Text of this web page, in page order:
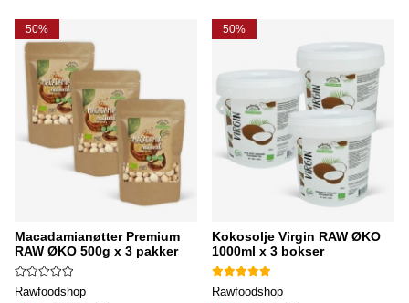
50%
Macadamianøtter Premium
RAW ØKO 500g x 3 pakker
Rawfoodshop
50%
Kokosolje Virgin RAW ØKO
1000ml x 3 bokser
Rawfoodshop